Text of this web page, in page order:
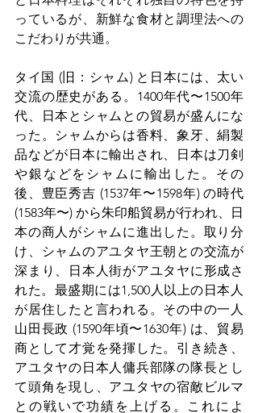
っているが、新鮮な食材と調理法への
こだわりが共通。
タイ国 (旧：シャム) と日本には、太い
交流の歴史がある。1400年代〜1500年
代、日本とシャムとの貿易が盛んにな
った。シャムからは香料、象牙、絹製
品などが日本に輸出され、日本は刀剣
や銀などをシャムに輸出した。その
後、豊臣秀吉 (1537年〜1598年) の時代
(1583年〜) から朱印船貿易が行われ、日
本の商人がシャムに進出した。取り分
け、シャムのアユタヤ王朝との交流が
深まり、日本人街がアユタヤに形成さ
れた。最盛期には1,500人以上の日本人
が居住したと言われる。その中の一人
山田長政 (1590年頃〜1630年) は、貿易
商として才覚を発揮した。引き続き、
アユタヤの日本人傭兵部隊の隊長とし
て頭角を現し、アユタヤの宿敵ビルマ
との戦いで功績を上げる。これによ